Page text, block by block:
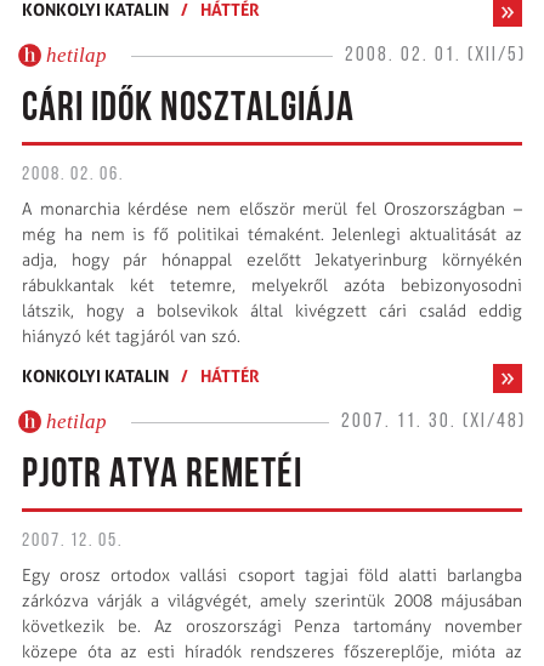
KONKOLYI KATALIN / HÁTTÉR
hetilap 2008. 02. 01. (XII/5)
CÁRI IDŐK NOSZTALGIÁJA
2008. 02. 06.
A monarchia kérdése nem először merül fel Oroszországban –
még ha nem is fő politikai témaként. Jelenlegi aktualitását az
adja, hogy pár hónappal ezelőtt Jekatyerinburg környékén
rábukkantak két tetemre, melyekről azóta bebizonyosodni
látszik, hogy a bolsevikok által kivégzett cári család eddig
hiányzó két tagjáról van szó.
KONKOLYI KATALIN / HÁTTÉR
hetilap 2007. 11. 30. (XI/48)
PJOTR ATYA REMETÉI
2007. 12. 05.
Egy orosz ortodox vallási csoport tagjai föld alatti barlangba
zárkózva várják a világvégét, amely szerintük 2008 májusában
következik be. Az oroszországi Penza tartomány november
közepe óta az esti híradók rendszeres főszereplője, mióta az